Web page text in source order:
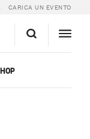
CARICA UN EVENTO